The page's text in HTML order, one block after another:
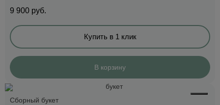
9 900 руб.
Купить в 1 клик
В корзину
Сборный букет